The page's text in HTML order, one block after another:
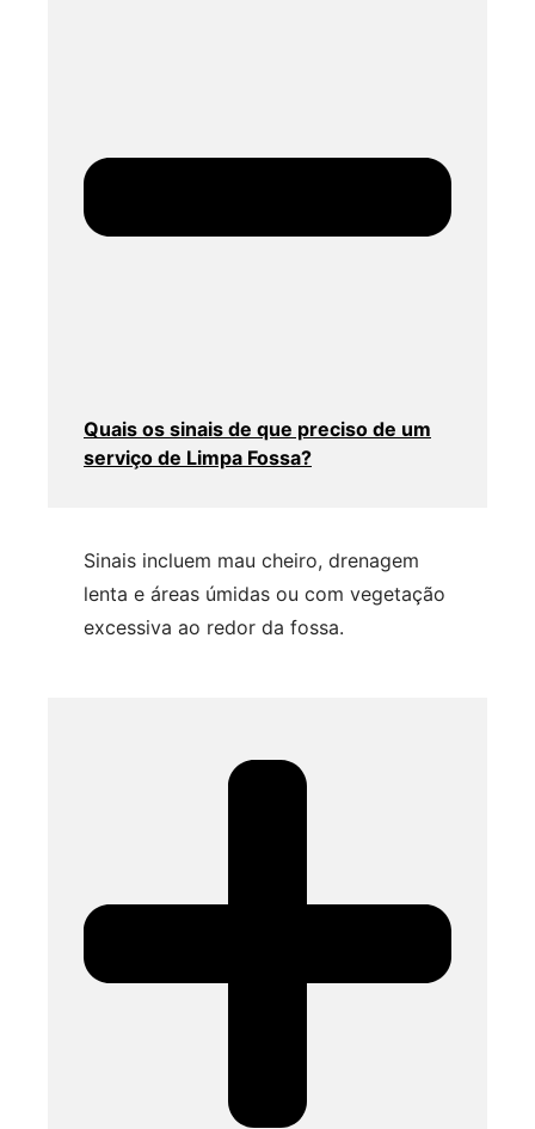
Quais os sinais de que preciso de um
serviço de Limpa Fossa?
Sinais incluem mau cheiro, drenagem
lenta e áreas úmidas ou com vegetação
excessiva ao redor da fossa.